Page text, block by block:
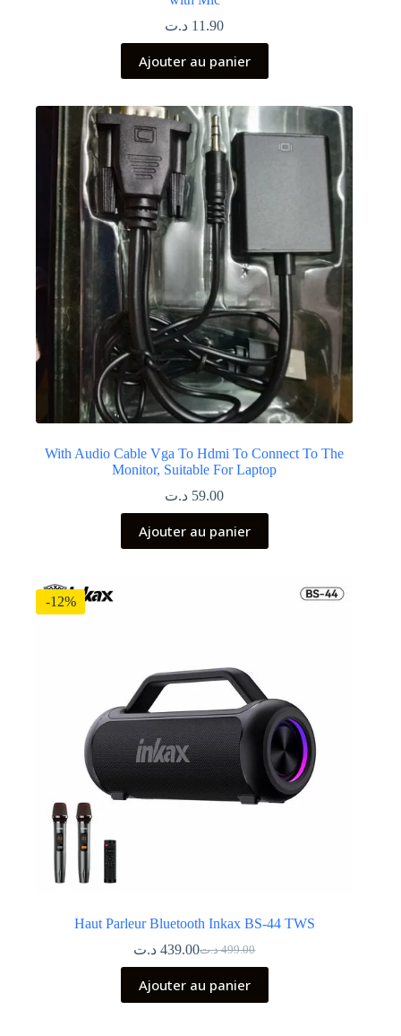
11.90 د.ت
Ajouter au panier
With Audio Cable Vga To Hdmi To Connect To The
Monitor, Suitable For Laptop
59.00 د.ت
Ajouter au panier
-12%
Haut Parleur Bluetooth Inkax BS-44 TWS
499.00 د.تLe
prix
initial
était :
439.00 د.ت
Le
prix
actuel
est :
Ajouter au panier